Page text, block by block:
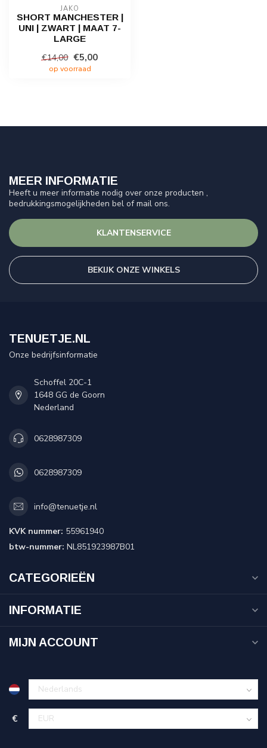
JAKO
SHORT MANCHESTER |
UNI | ZWART | MAAT 7-
LARGE
€14,00 €5,00
op voorraad
MEER INFORMATIE
Heeft u meer informatie nodig over onze producten ,
bedrukkingsmogelijkheden bel of mail ons.
KLANTENSERVICE
BEKIJK ONZE WINKELS
TENUETJE.NL
Onze bedrijfsinformatie
Schoffel 20C-1
1648 GG de Goorn
Nederland
0628987309
0628987309
info@tenuetje.nl
KVK nummer: 55961940
btw-nummer: NL851923987B01
CATEGORIEËN
INFORMATIE
MIJN ACCOUNT
€